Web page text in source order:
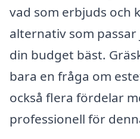
vad som erbjuds och
alternativ som
din budget bäst.
bara en fråga om
också flera fördelar
professionell för